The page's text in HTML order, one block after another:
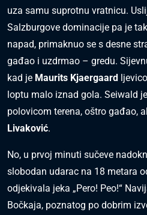
uza samu suprotnu vratnicu.
Salzburgove dominacije pa je
napad, primaknuo se s desne
gađao i uzdrmao – gredu.
kad je Maurits Kjaergaard
loptu malo iznad gola. Seiwald
polovicom terena, oštro gađao,
Livaković.
No, u prvoj minuti sučeve
slobodan udarac na 18 metara
odjekivala jeka „Pero! Peo!“
Bočkaja, poznatog po dobrim